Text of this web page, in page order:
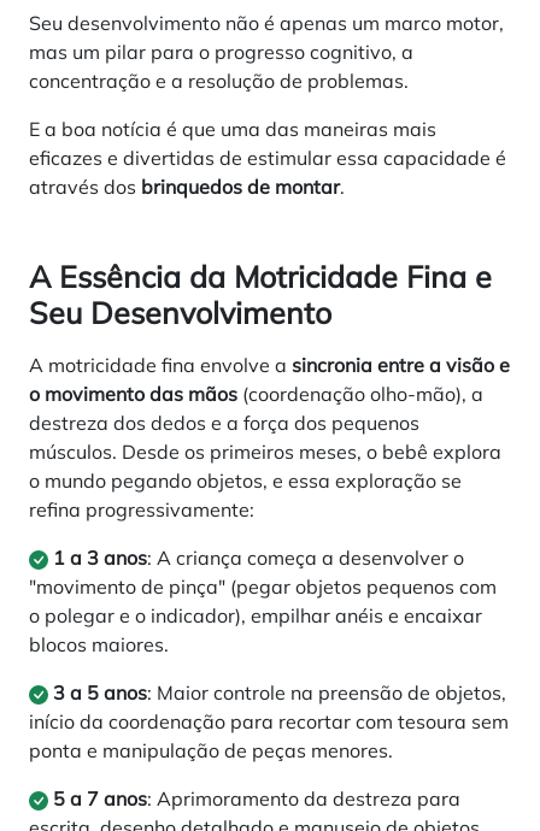
Seu desenvolvimento não é apenas um marco motor,
mas um pilar para o progresso cognitivo, a
concentração e a resolução de problemas.
E a boa notícia é que uma das maneiras mais
eficazes e divertidas de estimular essa capacidade é
através dos brinquedos de montar.
A Essência da Motricidade Fina e
Seu Desenvolvimento
A motricidade fina envolve a sincronia entre a visão e
o movimento das mãos (coordenação olho-mão), a
destreza dos dedos e a força dos pequenos
músculos. Desde os primeiros meses, o bebê explora
o mundo pegando objetos, e essa exploração se
refina progressivamente:
1 a 3 anos: A criança começa a desenvolver o
"movimento de pinça" (pegar objetos pequenos com
o polegar e o indicador), empilhar anéis e encaixar
blocos maiores.
3 a 5 anos: Maior controle na preensão de objetos,
início da coordenação para recortar com tesoura sem
ponta e manipulação de peças menores.
5 a 7 anos: Aprimoramento da destreza para